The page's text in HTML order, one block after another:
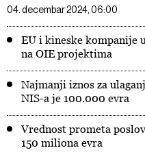
04. decembar 2024, 06:00
EU i kineske kompanije
na OIE projektima
Najmanji iznos za
NIS-a je 100.000 evra
Vrednost prometa
150 miliona evra